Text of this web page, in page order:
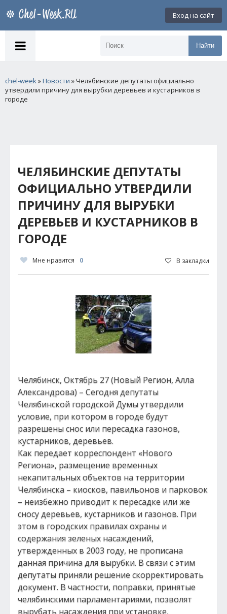
Вход на сайт
Найти
chel-week»Новости » Челябинские депутаты официально
утвердили причину для вырубки деревьев и кустарников в
городе
ЧЕЛЯБИНСКИЕ ДЕПУТАТЫ
ОФИЦИАЛЬНО УТВЕРДИЛИ
ПРИЧИНУ ДЛЯ ВЫРУБКИ
ДЕРЕВЬЕВ И КУСТАРНИКОВ В
ГОРОДЕ
Мне нравится 0 В закладки
Челябинск, Октябрь 27 (Новый Регион, Алла
Александрова) – Сегодня депутаты
Челябинской городской Думы утвердили
условие, при котором в городе будут
разрешены снос или пересадка газонов,
кустарников, деревьев.
Как передает корреспондент «Нового
Региона», размещение временных
некапитальных объектов на территории
Челябинска – киосков, павильонов и парковок
– неизбежно приводит к пересадке или же
сносу деревьев, кустарников и газонов. При
этом в городских правилах охраны и
содержания зеленых насаждений,
утвержденных в 2003 году, не прописана
данная причина для вырубки. В связи с этим
депутаты приняли решение скорректировать
документ. В частности, поправки, принятые
челябинскими парламентариями, позволят
вырубать насаждения при установке,